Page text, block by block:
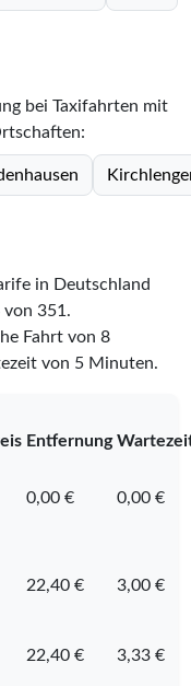
bei Taxifahrten mit
in Deutschland
von 351.
Fahrt von 8
von 5 Minuten.
Entfernung
0,00 € 0,00 €
22,40 € 3,00 €
22,40 € 3,33 €